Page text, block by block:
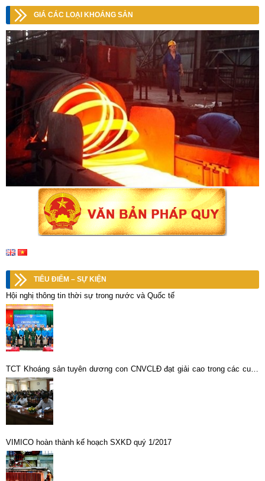
GIÁ CÁC LOẠI KHOÁNG SẢN
TIÊU ĐIỂM – SỰ KIỆN
Hội nghị thông tin thời sự trong nước và Quốc tế
TCT Khoáng sản tuyên dương con CNVCLĐ đạt giải cao trong các cuộc
thi năm học 2013 – 2014
VIMICO hoàn thành kế hoạch SXKD quý 1/2017